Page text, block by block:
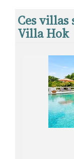
Ces villas
Villa Hok